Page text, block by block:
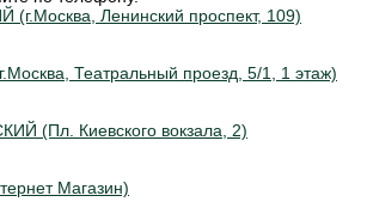
Ленинский проспект, 109)
Театральный проезд, 5/1, 1 этаж)
(Пл. Киевского вокзала, 2)
Магазин)